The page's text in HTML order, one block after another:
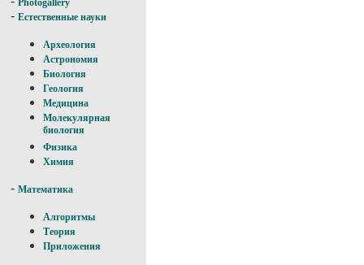
Photogallery
- Естественные науки
Археология
Астрономия
Биология
Геология
Медицина
Молекулярная
биология
Физика
Химия
- Математика
Алгоритмы
Теория
Приложения